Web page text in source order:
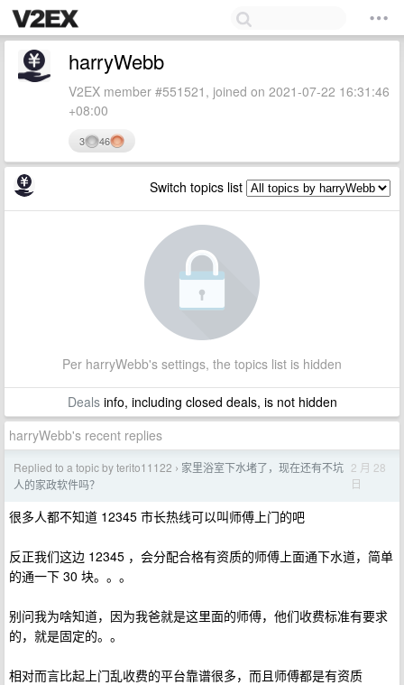
harryWebb
V2EX member #551521, joined on 2021-07-22 16:31:46
+08:00
3 46
Switch topics list
Per harryWebb's settings, the topics list is hidden
Dealsinfo, including closed deals, is not hidden
harryWebb's recent replies
Replied to a topic by terito11122 › 家里浴室下水堵了，现在还有不坑
人的家政软件吗？
2 月 28
日
很多人都不知道 12345 市长热线可以叫师傅上门的吧
反正我们这边 12345 ，会分配合格有资质的师傅上面通下水道，简单
的通一下 30 块。。。
别问我为啥知道，因为我爸就是这里面的师傅，他们收费标准有要求
的，就是固定的。。
相对而言比起上门乱收费的平台靠谱很多，而且师傅都是有资质